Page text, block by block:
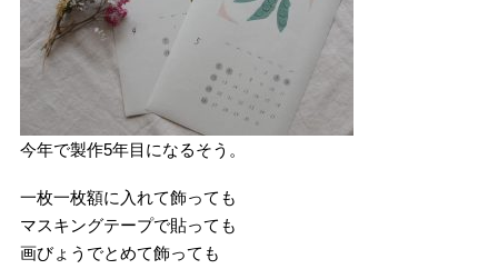
今年で製作5年目になるそう。
一枚一枚額に入れて飾っても
マスキングテープで貼っても
画びょうでとめて飾っても